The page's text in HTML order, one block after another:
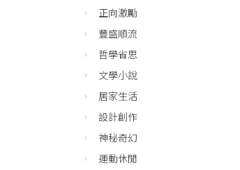
正向激勵
豐盛順流
哲學省思
文學小說
居家生活
設計創作
神秘奇幻
運動休閒